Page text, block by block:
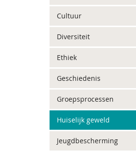
Cultuur
Diversiteit
Ethiek
Geschiedenis
Groepsprocessen
Huiselijk geweld
Jeugdbescherming